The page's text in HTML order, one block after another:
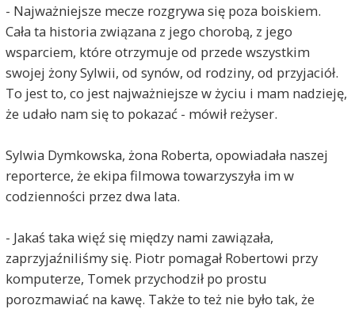
- Najważniejsze mecze rozgrywa się poza boiskiem.
Cała ta historia związana z jego chorobą, z jego
wsparciem, które otrzymuje od przede wszystkim
swojej żony Sylwii, od synów, od rodziny, od przyjaciół.
To jest to, co jest najważniejsze w życiu i mam nadzieję,
że udało nam się to pokazać - mówił reżyser.
Sylwia Dymkowska, żona Roberta, opowiadała naszej
reporterce, że ekipa filmowa towarzyszyła im w
codzienności przez dwa lata.
- Jakaś taka więź się między nami zawiązała,
zaprzyjaźniliśmy się. Piotr pomagał Robertowi przy
komputerze, Tomek przychodził po prostu
porozmawiać na kawę. Także to też nie było tak, że